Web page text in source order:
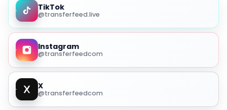
TikTok
@transferfeed.live
Instagram
@transferfeedcom
X
@transferfeedcom